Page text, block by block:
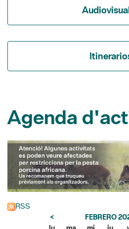
RSS
< FEBRERO
lu
ma mi ju
3
5 6